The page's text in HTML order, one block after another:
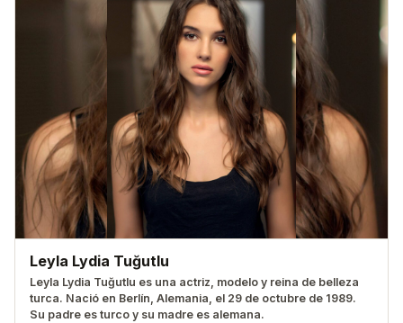
Leyla Lydia Tuğutlu
Leyla Lydia Tuğutlu es una actriz, modelo y reina de belleza
turca. Nació en Berlín, Alemania, el 29 de octubre de 1989.
Su padre es turco y su madre es alemana.